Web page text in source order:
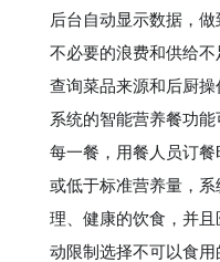
后台自动显示数据，
不必要的浪费和供给
查询菜品来源和后厨
系统的智能营养餐功
每一餐，用餐人员订
或低于标准营养量，
理、健康的饮食，并
动限制选择不可以食用